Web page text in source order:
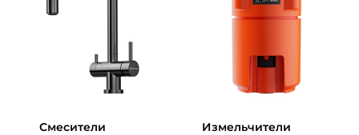
Смесители Измельчители